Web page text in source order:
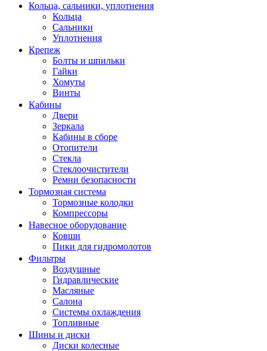
Кольца, сальники, уплотнения
Кольца
Сальники
Уплотнения
Крепеж
Болты и шпильки
Гайки
Хомуты
Винты
Кабины
Двери
Зеркала
Кабины в сборе
Отопители
Стекла
Стеклоочистители
Ремни безопасности
Тормозная система
Тормозные колодки
Компрессоры
Навесное оборудование
Ковши
Пики для гидромолотов
Фильтры
Воздушные
Гидравлические
Масляные
Салона
Системы охлаждения
Топливные
Шины и диски
Диски колесные